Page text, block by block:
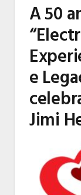
A 50
e
Jimi